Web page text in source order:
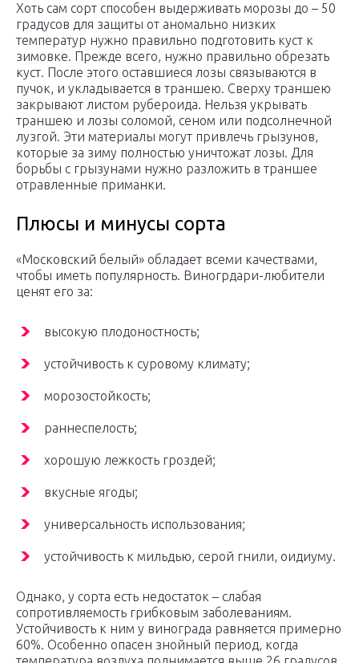
Хоть сам сорт способен выдерживать морозы до – 50
градусов для защиты от аномально низких
температур нужно правильно подготовить куст к
зимовке. Прежде всего, нужно правильно обрезать
куст. После этого оставшиеся лозы связываются в
пучок, и укладывается в траншею. Сверху траншею
закрывают листом рубероида. Нельзя укрывать
траншею и лозы соломой, сеном или подсолнечной
лузгой. Эти материалы могут привлечь грызунов,
которые за зиму полностью уничтожат лозы. Для
борьбы с грызунами нужно разложить в траншее
отравленные приманки.
Плюсы и минусы сорта
«Московский белый» обладает всеми качествами,
чтобы иметь популярность. Виногрдари-любители
ценят его за:
высокую плодоностность;
устойчивость к суровому климату;
морозостойкость;
раннеспелость;
хорошую лежкость гроздей;
вкусные ягоды;
универсальность использования;
устойчивость к мильдью, серой гнили, оидиуму.
Однако, у сорта есть недостаток – слабая
сопротивляемость грибковым заболеваниям.
Устойчивость к ним у винограда равняется примерно
60%. Особенно опасен знойный период, когда